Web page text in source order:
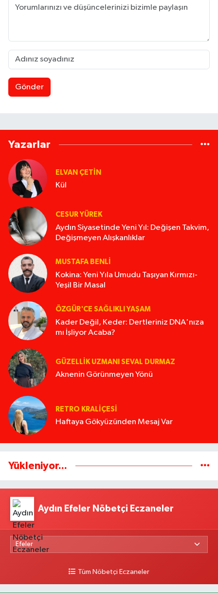
Gönder
Yazarlar
ELVAN ÇETIN
Kül
CESUR YÜREK
Aydın Siyasetinde Yeni Yıl: Değişen Takvim,
Değişmeyen Alışkanlıklar
MUSTAFA BENLI
Kokina: Yeni Yıla Umudu Taşıyan Kırmızı-
Yeşil Bir Masal
ÖZGÜR'CE SAĞLIKLI YAŞAM
Kader Değil, Keder: Dertleriniz DNA'nıza
mı İşliyor Acaba?
GÜZELLIK UZMANI SEVAL DURMAZ
Aknenin Görünmeyen Yönü
RETRO KRALIÇESI
Haftaya Gökyüzünden Mesaj Var
Yükleniyor...
Aydın Efeler Nöbetçi Eczaneler
Tüm Nöbetçi Eczaneler